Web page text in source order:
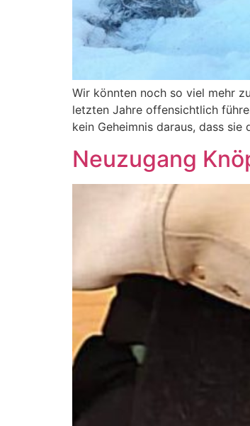
Wir könnten noch so viel mehr
letzten Jahre offensichtlich
kein Geheimnis daraus, dass
Neuzugang